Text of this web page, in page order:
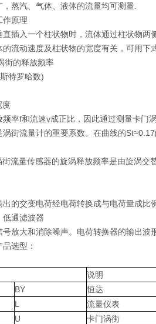
蒸汽、气体、液体的流量均可测量.
作原理
直插入一个柱状物时，流体通过柱状物
的流动速度及柱状物的宽度有关，可用下
街的释放频率
特罗哈数)
度
率f和流速v成正比，因此通过测量卡门
涡街流量计的重要系数。在曲线的
街流量传感器的旋涡释放频率是由旋涡交
出的交变电荷经电荷转换成与电荷量成比
低通滤波器
号放大和消除噪声。电荷转换器的输出
选型：
说明
BY
恒达
L
流量仪表
U 卡门涡街